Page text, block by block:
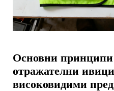
Основни принципи
отражателни
високовидими